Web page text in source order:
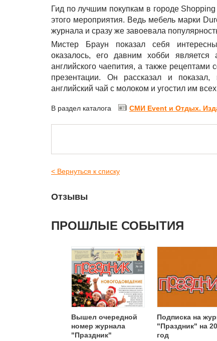
Гид по лучшим покупкам в городе
этого мероприятия. Ведь мебель марки
журнала и сразу же завоевала
Мистер Браун показал себя
оказалось, его давним хобби является
английского чаепития, а также рецептами
презентации. Он рассказал и показал,
английский чай с молоком и угостил им
В раздел каталога СМИ Event и Отдых.
< Вернуться к списку
Отзывы
ПРОШЛЫЕ СОБЫТИЯ
Вышел очередной
номер журнала
"Праздник"
Подписка на
"Праздник" на
год